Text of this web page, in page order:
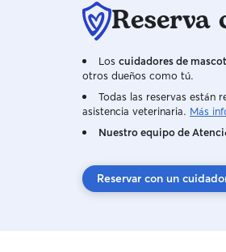
Los cuidadores de
otros dueños como tú.
Todas las reservas están
asistencia veterinaria. Más
Nuestro equipo de
Reservar con un